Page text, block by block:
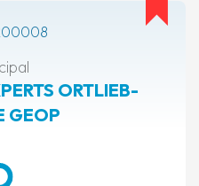
ORTLIEB-
GEOP